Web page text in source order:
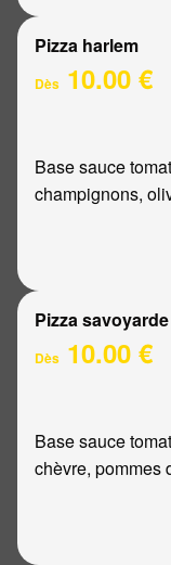
Pizza harlem
Dès 10.00 €
Base sauce
champignons,
Pizza savoyarde
Dès 10.00 €
Base sauce
chèvre, pommes